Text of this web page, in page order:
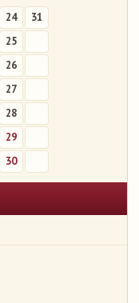
24
31
25
26
27
28
29
30